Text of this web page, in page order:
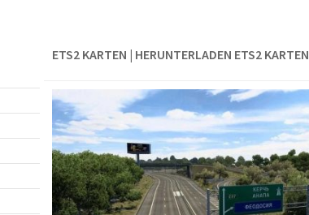
ETS2 KARTEN | HERUNTERLADEN ETS2 KARTEN